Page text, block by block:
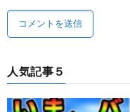
人気記事５